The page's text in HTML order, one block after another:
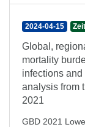
2024-04-15
Global,
mortality
infections
analysis from
2021
GBD 2021